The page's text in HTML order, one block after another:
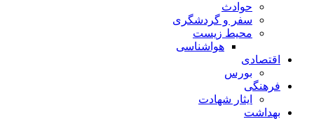
حوادث
سفر و گردشگری
محیط زیست
هواشناسی
اقتصادی
بورس
فرهنگی
ایثار شهادت
بهداشت